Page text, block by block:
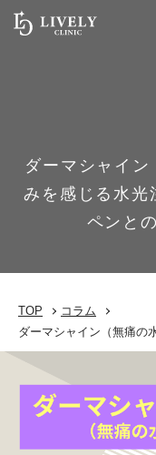
ダーマシャイ
みを感じる水光
ペンと
TOP
コラム
ダーマシャイン（無痛の